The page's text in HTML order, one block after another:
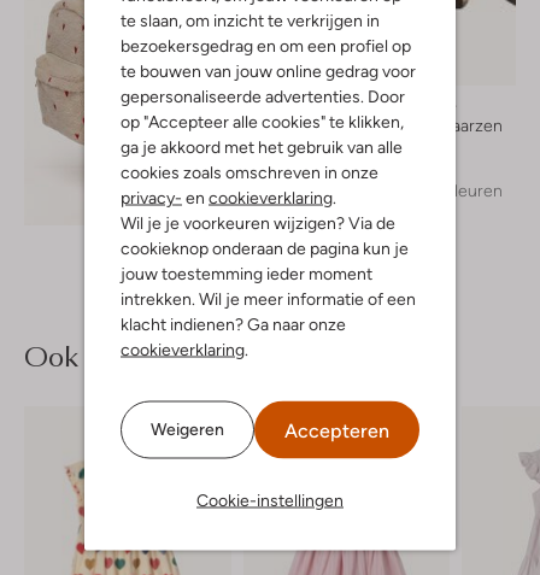
te slaan, om inzicht te verkrijgen in
bezoekersgedrag en om een profiel op
te bouwen van jouw online gedrag voor
gepersonaliseerde advertenties. Door
op "Accepteer alle cookies" te klikken,
ga je akkoord met het gebruik van alle
cookies zoals omschreven in onze
privacy- en cookieverklaring
Wil je je voorkeuren wijzigen? Via de
cookieknop onderaan de pagina kun je
jouw toestemming ieder moment
intrekken. Wil je meer informatie of een
klacht indienen? Ga naar onze
cookieverklaring
Weigeren Accepteren
Cookie-instellingen
Ontdek de look
Moonrise
Cowboylaarzen
€ 109,99
+ meer kleuren
Ook iets voor jou?